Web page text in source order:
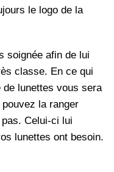
le logo de la
soignée afin de lui
classe. En ce qui
de lunettes vous sera
la ranger
Celui-ci lui
lunettes ont besoin.